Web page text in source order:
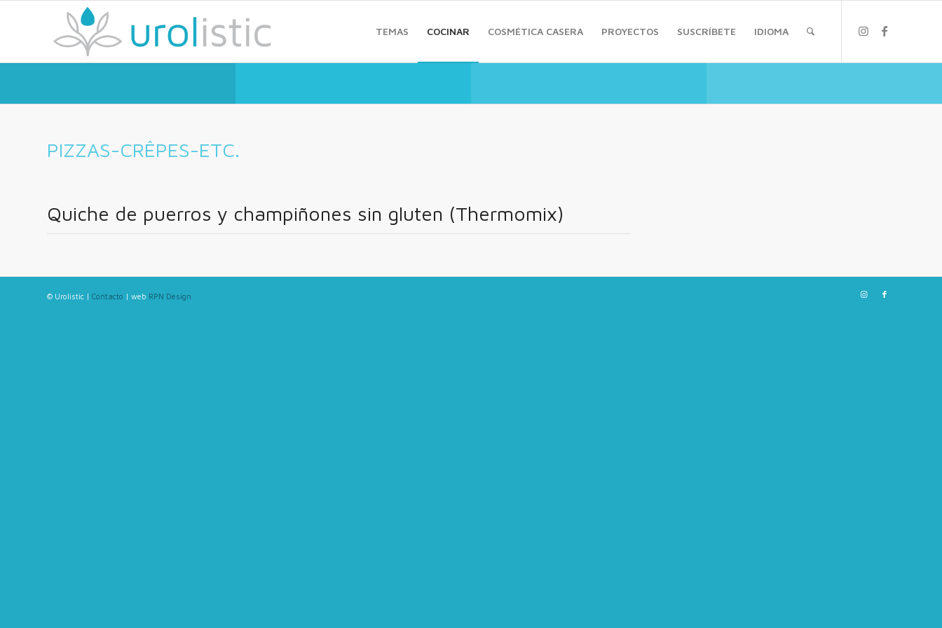
TEMAS COCINAR COSMÉTICA CASERA PROYECTOS SUSCRÍBETE IDIOMA
PIZZAS-CRÊPES-ETC.
Quiche de puerros y champiñones sin gluten (Thermomix)
© Urolistic | Contacto | web RPN Design